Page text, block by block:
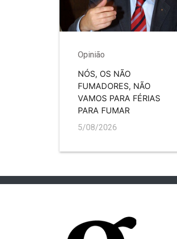
Opinião
NÓS, OS NÃO
FUMADORES, NÃO
VAMOS PARA FÉRIAS
PARA FUMAR
5/08/2026